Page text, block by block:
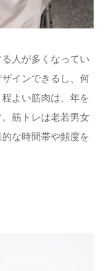
人が多くなってい
インできるし、何
よい筋肉は、年を
筋トレは老若男女
な時間帯や頻度を